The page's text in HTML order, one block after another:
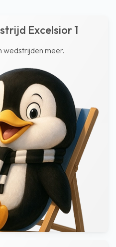
Excelsior 1
wedstrijden meer.